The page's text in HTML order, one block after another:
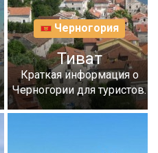
Черногория
Тиват
Краткая информация о
Черногории для туристов.